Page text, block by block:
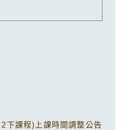
下課程)上課時間調整公告